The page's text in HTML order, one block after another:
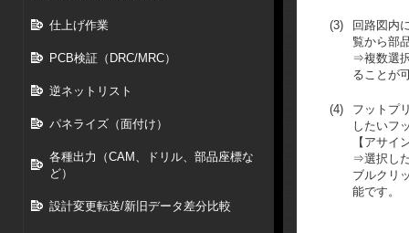
仕上げ作業
PCB検証（DRC/MRC）
逆ネットリスト
パネライズ（面付け）
各種出力（CAM、ドリル、部品座標な
ど）
設計変更転送/新旧データ差分比較
(3)
回路図内
覧から部
⇒複数選
ることが
(4)
フットプ
したいフ
【アサイ
⇒選択し
ブルクリ
能です。